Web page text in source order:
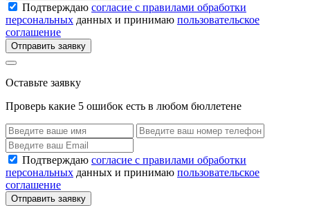
Подтверждаю согласие с правилами обработки
персональных данных и принимаю пользовательское
соглашение
Отправить заявку
Оставьте заявку
Проверь какие 5 ошибок есть в любом бюллетене
Подтверждаю согласие с правилами обработки
персональных данных и принимаю пользовательское
соглашение
Отправить заявку